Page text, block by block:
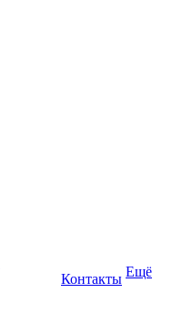
Контакты Ещё